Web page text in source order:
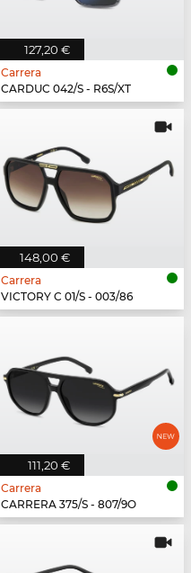
127,20 €
Carrera
CARDUC 042/S - R6S/XT
148,00 €
Carrera
VICTORY C 01/S - 003/86
111,20 €
Carrera
CARRERA 375/S - 807/9O